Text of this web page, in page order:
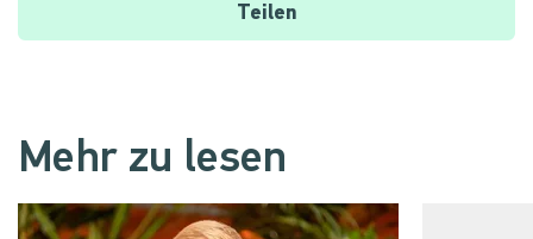
Teilen
Mehr zu lesen